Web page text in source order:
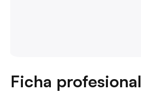
Ficha profesional